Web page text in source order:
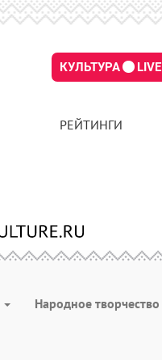
КУЛЬТУРА LIVE
РЕЙТИНГИ
Народное творчество